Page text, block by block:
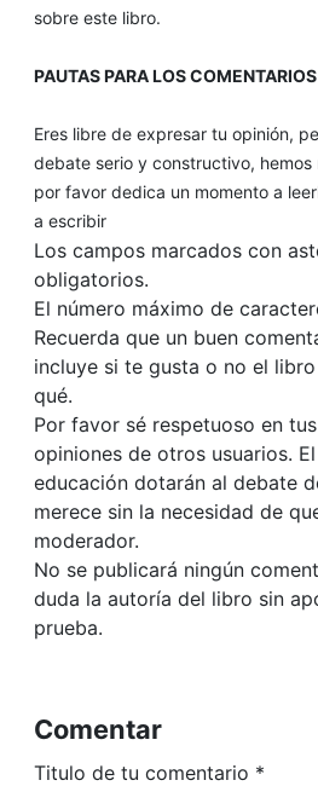
sobre este libro.
PAUTAS PARA LOS COMENTARIOS
Eres libre de expresar tu opinión,
debate serio y constructivo,
por favor dedica un momento a
a escribir
Los campos marcados con
obligatorios.
El número máximo de
Recuerda que un buen
incluye si te gusta o no el
qué.
Por favor sé respetuoso en
opiniones de otros usuarios.
educación dotarán al debate
merece sin la necesidad de
moderador.
No se publicará ningún
duda la autoría del libro sin
prueba.
Comentar
Titulo de tu comentario *